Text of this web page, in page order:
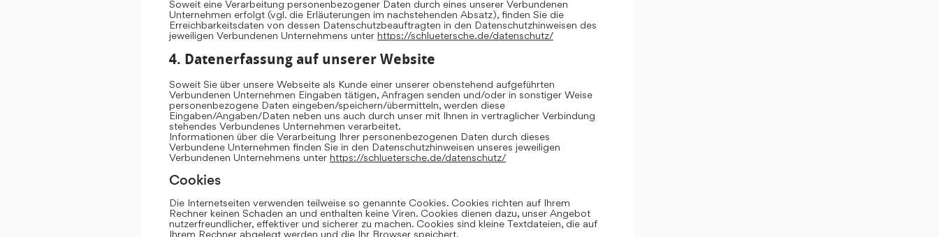
Soweit eine Verarbeitung personenbezogener Daten durch eines unserer Verbundenen
Unternehmen erfolgt (vgl. die Erläuterungen im nachstehenden Absatz), finden Sie die
Erreichbarkeitsdaten von dessen Datenschutzbeauftragten in den Datenschutzhinweisen des
jeweiligen Verbundenen Unternehmens unter https://schluetersche.de/datenschutz/
4. Datenerfassung auf unserer Website
Soweit Sie über unsere Webseite als Kunde einer unserer obenstehend aufgeführten
Verbundenen Unternehmen Eingaben tätigen, Anfragen senden und/oder in sonstiger Weise
personenbezogene Daten eingeben/speichern/übermitteln, werden diese
Eingaben/Angaben/Daten neben uns auch durch unser mit Ihnen in vertraglicher Verbindung
stehendes Verbundenes Unternehmen verarbeitet.
Informationen über die Verarbeitung Ihrer personenbezogenen Daten durch dieses
Verbundene Unternehmen finden Sie in den Datenschutzhinweisen unseres jeweiligen
Verbundenen Unternehmens unter https://schluetersche.de/datenschutz/
Cookies
Die Internetseiten verwenden teilweise so genannte Cookies. Cookies richten auf Ihrem
Rechner keinen Schaden an und enthalten keine Viren. Cookies dienen dazu, unser Angebot
nutzerfreundlicher, effektiver und sicherer zu machen. Cookies sind kleine Textdateien, die auf
Ihrem Rechner abgelegt werden und die Ihr Browser speichert.